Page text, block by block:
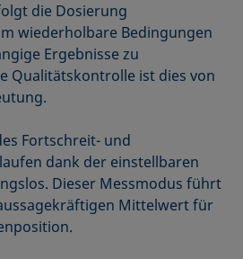
die Dosierung
wiederholbare Bedingungen
Ergebnisse zu
Qualitätskontrolle ist dies von
Fortschreit- und
dank der einstellbaren
Dieser Messmodus führt
Mittelwert für